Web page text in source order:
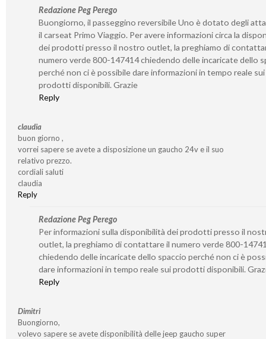
Redazione Peg Perego
Buongiorno, il passeggino reversibile Uno è dotato degli
il carseat Primo Viaggio. Per avere informazioni circa la
dei prodotti presso il nostro outlet, la preghiamo di
numero verde 800-147414 chiedendo delle incaricate dello
perché non ci è possibile dare informazioni in tempo reale sui
prodotti disponibili. Grazie
Reply
claudia
buon giorno ,
vorrei sapere se avete a disposizione un gaucho 24v e il suo
relativo prezzo.
cordiali saluti
claudia
Reply
Redazione Peg Perego
Per informazioni sulla disponibilità dei prodotti presso il
outlet, la preghiamo di contattare il numero verde 800-
chiedendo delle incaricate dello spaccio perché non ci è
dare informazioni in tempo reale sui prodotti disponibili.
Reply
Dimitri
Buongiorno,
volevo sapere se avete disponibilità delle jeep gaucho super